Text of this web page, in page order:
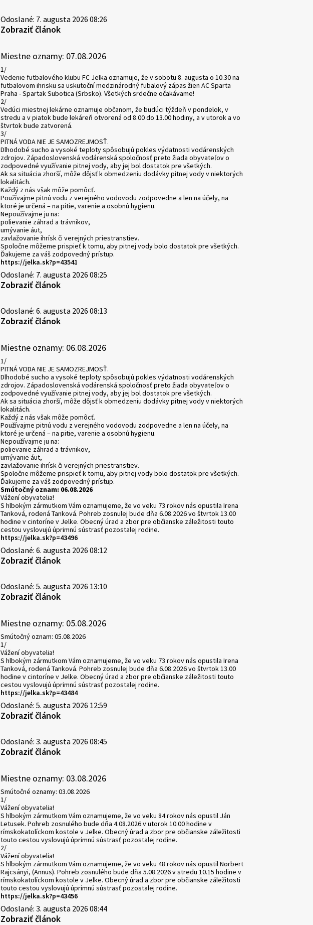
Odoslané: 7. augusta 2026 08:26
Zobraziť článok
Miestne oznamy: 07.08.2026
1/
Vedenie futbalového klubu FC Jelka oznamuje, že v sobotu 8. augusta o 10.30 na
futbalovom ihrisku sa uskutoční medzinárodný fubalový zápas žien AC Sparta
Praha - Spartak Subotica (Srbsko). Všetkých srdečne očakávame!
2/
Vedúci miestnej lekárne oznamuje občanom, že budúci týždeň v pondelok, v
stredu a v piatok bude lekáreň otvorená od 8.00 do 13.00 hodiny, a v utorok a vo
štvrtok bude zatvorená.
3/
PITNÁ VODA NIE JE SAMOZREJMOSŤ.
Dlhodobé sucho a vysoké teploty spôsobujú pokles výdatnosti vodárenských
zdrojov. Západoslovenská vodárenská spoločnosť preto žiada obyvateľov o
zodpovedné využívanie pitnej vody, aby jej bol dostatok pre všetkých.
Ak sa situácia zhorší, môže dôjsť k obmedzeniu dodávky pitnej vody v niektorých
lokalitách.
Každý z nás však môže pomôcť.
Používajme pitnú vodu z verejného vodovodu zodpovedne a len na účely, na
ktoré je určená – na pitie, varenie a osobnú hygienu.
Nepoužívajme ju na:
polievanie záhrad a trávnikov,
umývanie áut,
zavlažovanie ihrísk či verejných priestranstiev.
Spoločne môžeme prispieť k tomu, aby pitnej vody bolo dostatok pre všetkých.
Ďakujeme za váš zodpovedný prístup.
https://jelka.sk?p=43541
Odoslané: 7. augusta 2026 08:25
Zobraziť článok
Odoslané: 6. augusta 2026 08:13
Zobraziť článok
Miestne oznamy: 06.08.2026
1/
PITNÁ VODA NIE JE SAMOZREJMOSŤ.
Dlhodobé sucho a vysoké teploty spôsobujú pokles výdatnosti vodárenských
zdrojov. Západoslovenská vodárenská spoločnosť preto žiada obyvateľov o
zodpovedné využívanie pitnej vody, aby jej bol dostatok pre všetkých.
Ak sa situácia zhorší, môže dôjsť k obmedzeniu dodávky pitnej vody v niektorých
lokalitách.
Každý z nás však môže pomôcť.
Používajme pitnú vodu z verejného vodovodu zodpovedne a len na účely, na
ktoré je určená – na pitie, varenie a osobnú hygienu.
Nepoužívajme ju na:
polievanie záhrad a trávnikov,
umývanie áut,
zavlažovanie ihrísk či verejných priestranstiev.
Spoločne môžeme prispieť k tomu, aby pitnej vody bolo dostatok pre všetkých.
Ďakujeme za váš zodpovedný prístup.
Smútočný oznam: 06.08.2026
Vážení obyvatelia!
S hlbokým zármutkom Vám oznamujeme, že vo veku 73 rokov nás opustila Irena
Tanková, rodená Tanková. Pohreb zosnulej bude dňa 6.08.2026 vo štvrtok 13.00
hodine v cintoríne v Jelke. Obecný úrad a zbor pre občianske záležitosti touto
cestou vyslovujú úprimnú sústrasť pozostalej rodine.
https://jelka.sk?p=43496
Odoslané: 6. augusta 2026 08:12
Zobraziť článok
Odoslané: 5. augusta 2026 13:10
Zobraziť článok
Miestne oznamy: 05.08.2026
Smútočný oznam: 05.08.2026
1/
Vážení obyvatelia!
S hlbokým zármutkom Vám oznamujeme, že vo veku 73 rokov nás opustila Irena
Tanková, rodená Tanková. Pohreb zosnulej bude dňa 6.08.2026 vo štvrtok 13.00
hodine v cintoríne v Jelke. Obecný úrad a zbor pre občianske záležitosti touto
cestou vyslovujú úprimnú sústrasť pozostalej rodine.
https://jelka.sk?p=43484
Odoslané: 5. augusta 2026 12:59
Zobraziť článok
Odoslané: 3. augusta 2026 08:45
Zobraziť článok
Miestne oznamy: 03.08.2026
Smútočné oznamy: 03.08.2026
1/
Vážení obyvatelia!
S hlbokým zármutkom Vám oznamujeme, že vo veku 84 rokov nás opustil Ján
Letusek. Pohreb zosnulého bude dňa 4.08.2026 v utorok 10.00 hodine v
rímskokatolíckom kostole v Jelke. Obecný úrad a zbor pre občianske záležitosti
touto cestou vyslovujú úprimnú sústrasť pozostalej rodine.
2/
Vážení obyvatelia!
S hlbokým zármutkom Vám oznamujeme, že vo veku 48 rokov nás opustil Norbert
Rajcsányi, (Annus). Pohreb zosnulého bude dňa 5.08.2026 v stredu 10.15 hodine v
rímskokatolíckom kostole v Jelke. Obecný úrad a zbor pre občianske záležitosti
touto cestou vyslovujú úprimnú sústrasť pozostalej rodine.
https://jelka.sk?p=43456
Odoslané: 3. augusta 2026 08:44
Zobraziť článok